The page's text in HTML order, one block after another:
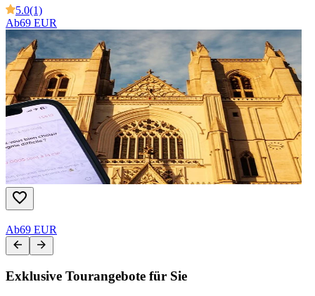
5.0(1)
Ab69 EUR
Ab69 EUR
Exklusive Tourangebote für Sie